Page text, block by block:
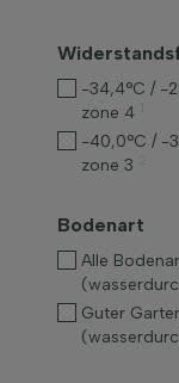
-34,4°C / -
zone 4
-40,0°C / -
zone 3
Bodenart
Alle
Guter